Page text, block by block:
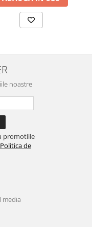
noastre
promotiile
Politica de
media